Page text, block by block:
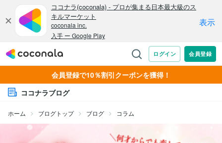
会員登録で10％割引クーポンを獲得！
ココナラブログ
ホーム ブログトップ ブログ コラム